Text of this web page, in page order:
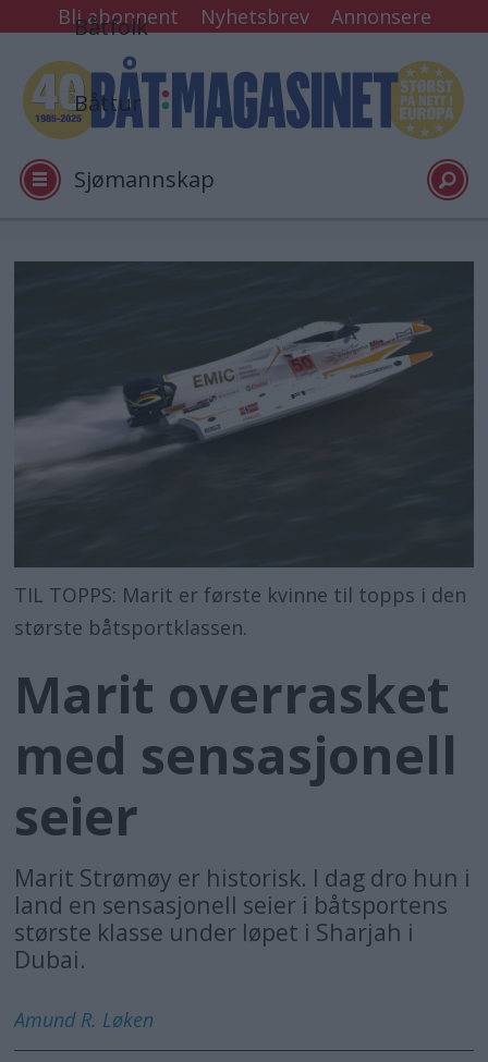
Bli abonnent Nyhetsbrev Annonsere
Båtfolk
Båttur
Sjømannskap
Tester
Video
TIL TOPPS: Marit er første kvinne til topps i den
største båtsportklassen.
Marit overrasket
med sensasjonell
seier
Marit Strømøy er historisk. I dag dro hun i
land en sensasjonell seier i båtsportens
største klasse under løpet i Sharjah i
Dubai.
Amund R. Løken